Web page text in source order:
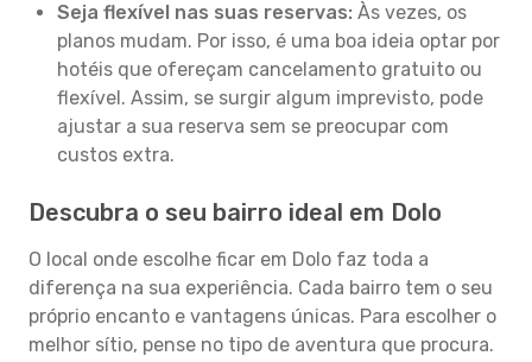
Seja flexível nas suas reservas: Às vezes, os
planos mudam. Por isso, é uma boa ideia optar por
hotéis que ofereçam cancelamento gratuito ou
flexível. Assim, se surgir algum imprevisto, pode
ajustar a sua reserva sem se preocupar com
custos extra.
Descubra o seu bairro ideal em Dolo
O local onde escolhe ficar em Dolo faz toda a
diferença na sua experiência. Cada bairro tem o seu
próprio encanto e vantagens únicas. Para escolher o
melhor sítio, pense no tipo de aventura que procura.